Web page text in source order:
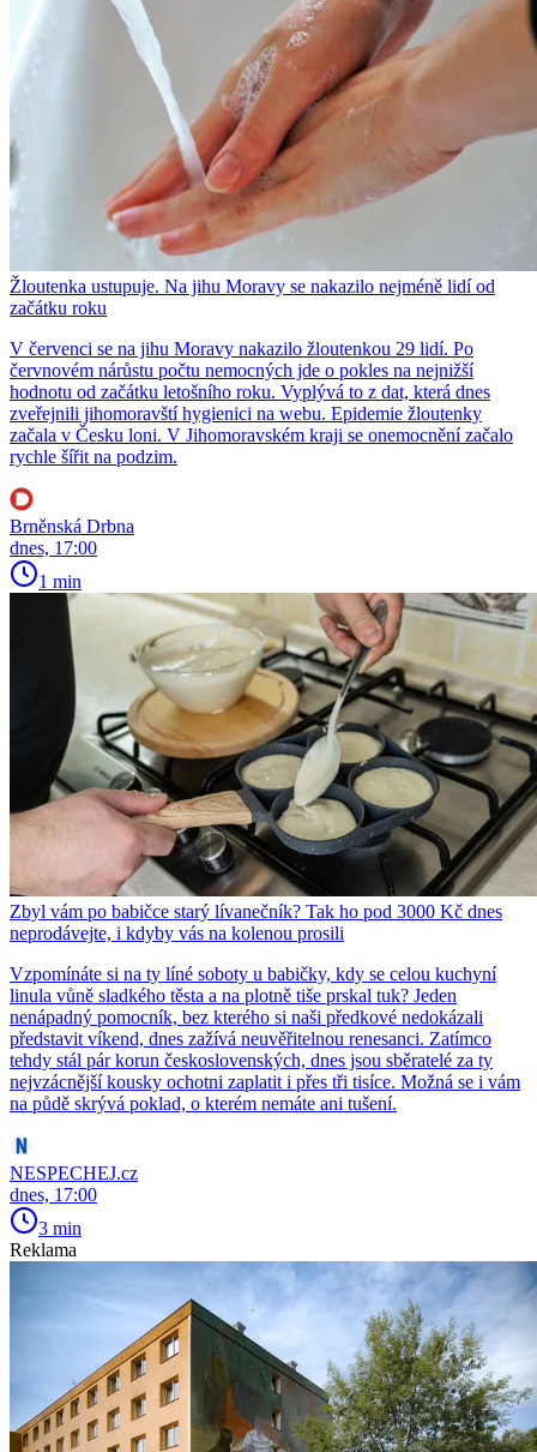
Žloutenka ustupuje. Na jihu Moravy se nakazilo nejméně lidí od
začátku roku
V červenci se na jihu Moravy nakazilo žloutenkou 29 lidí. Po
červnovém nárůstu počtu nemocných jde o pokles na nejnižší
hodnotu od začátku letošního roku. Vyplývá to z dat, která dnes
zveřejnili jihomoravští hygienici na webu. Epidemie žloutenky
začala v Česku loni. V Jihomoravském kraji se onemocnění začalo
rychle šířit na podzim.
Brněnská Drbna
dnes, 17:00
1 min
Zbyl vám po babičce starý lívanečník? Tak ho pod 3000 Kč dnes
neprodávejte, i kdyby vás na kolenou prosili
Vzpomínáte si na ty líné soboty u babičky, kdy se celou kuchyní
linula vůně sladkého těsta a na plotně tiše prskal tuk? Jeden
nenápadný pomocník, bez kterého si naši předkové nedokázali
představit víkend, dnes zažívá neuvěřitelnou renesanci. Zatímco
tehdy stál pár korun československých, dnes jsou sběratelé za ty
nejvzácnější kousky ochotni zaplatit i přes tři tisíce. Možná se i vám
na půdě skrývá poklad, o kterém nemáte ani tušení.
NESPECHEJ.cz
dnes, 17:00
3 min
Reklama